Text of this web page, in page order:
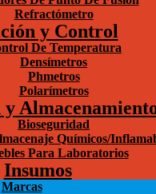
Refractómetro
y Control
De Temperatura
Densímetros
Phmetros
Polarímetros
y
Bioseguridad
Químicos/
Para Laboratorios
Insumos
Marcas